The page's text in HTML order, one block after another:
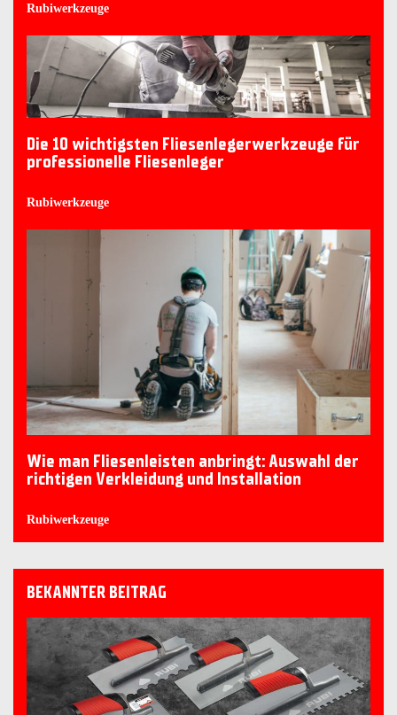
Rubiwerkzeuge
Die 10 wichtigsten Fliesenlegerwerkzeuge für
professionelle Fliesenleger
Rubiwerkzeuge
Wie man Fliesenleisten anbringt: Auswahl der
richtigen Verkleidung und Installation
Rubiwerkzeuge
BEKANNTER BEITRAG